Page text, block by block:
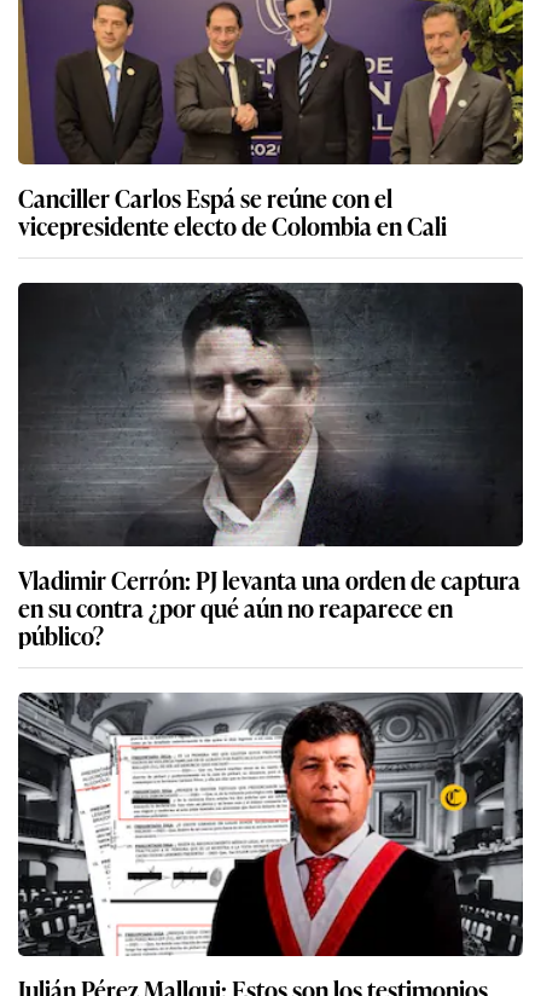
Canciller Carlos Espá se reúne con el
vicepresidente electo de Colombia en Cali
Vladimir Cerrón: PJ levanta una orden de captura
en su contra ¿por qué aún no reaparece en
público?
Julián Pérez Mallqui: Estos son los testimonios